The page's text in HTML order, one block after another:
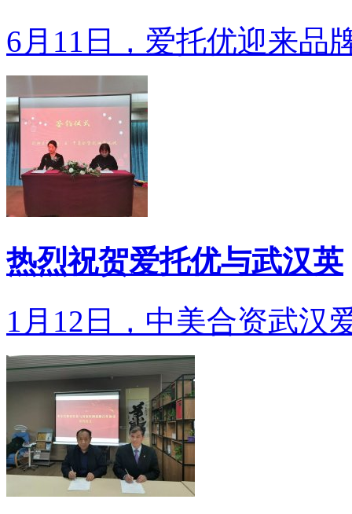
6月11日，爱托优迎来品
热烈祝贺爱托优与武汉英
1月12日，中美合资武汉